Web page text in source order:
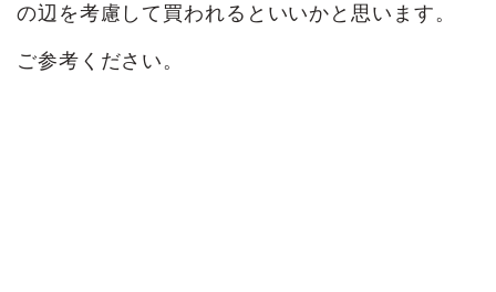
の辺を考慮して買われるといいかと思います。
ご参考ください。